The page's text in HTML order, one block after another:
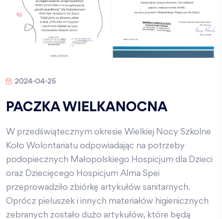
2024-04-25
PACZKA WIELKANOCNA
W przedświątecznym okresie Wielkiej Nocy Szkolne
Koło Wolontariatu odpowiadając na potrzeby
podopiecznych Małopolskiego Hospicjum dla Dzieci
oraz Dziecięcego Hospicjum Alma Spei
przeprowadziło zbiórkę artykułów sanitarnych.
Oprócz pieluszek i innych materiałów higienicznych
zebranych zostało dużo artykułów, które będą